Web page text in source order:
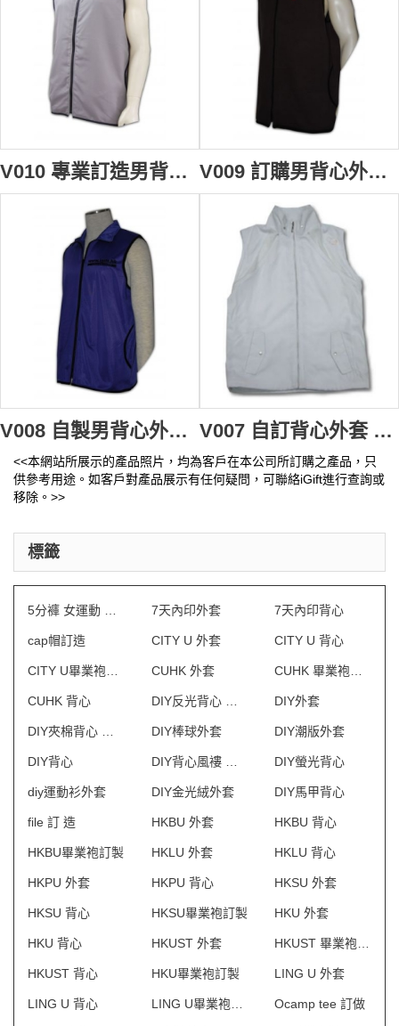
V010 專業訂造男背心褸 訂購團體職業背心外套 diy vest cooling vest 背心男 背心批發商 V009 訂購男背心外套 safety vest 訂製黑色背心褸制服 自訂團體制服專門店
V008 自製男背心外套 waistcoat design down vest 訂購推廣背心褸 設計廣告背心製造商 V007 自訂背心外套 男背心褸 英文 waistcoat design 訂購團體淨色背心褸 背心批發商
<<本網站所展示的產品照片，均為客戶在本公司所訂購之產品，只
供參考用途。如客戶對產品展示有任何疑問，可聯絡iGift進行查詢或
移除。>>
標籤
7天內印外套 7天內印背心
cap帽訂造 CITY U 外套 CITY U 背心
CUHK 外套
CUHK 背心 DIY外套
DIY棒球外套 DIY潮版外套
DIY背心 DIY螢光背心
diy運動衫外套 DIY金光絨外套 DIY馬甲背心
file 訂 造 HKBU 外套 HKBU 背心
HKBU畢業袍訂製 HKLU 外套 HKLU 背心
HKPU 外套 HKPU 背心 HKSU 外套
HKSU 背心 HKSU畢業袍訂製 HKU 外套
HKU 背心 HKUST 外套
HKUST 背心 HKU畢業袍訂製 LING U 外套
LING U 背心 Ocamp tee 訂做